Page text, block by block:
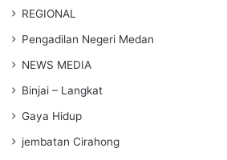
REGIONAL
Pengadilan Negeri Medan
NEWS MEDIA
Binjai – Langkat
Gaya Hidup
jembatan Cirahong